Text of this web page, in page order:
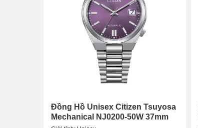
Đồng Hồ Unisex Citizen Tsuyosa
Mechanical NJ0200-50W 37mm